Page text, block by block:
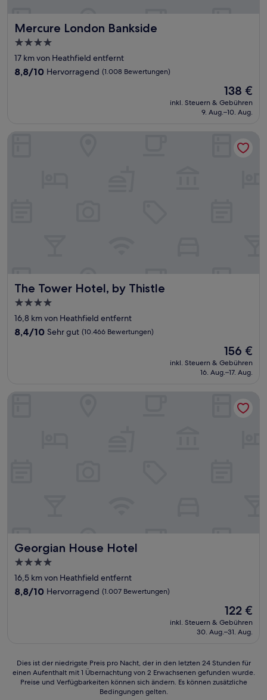
Mercure London Bankside
Mercure London Bankside
4.0-
Sterne-
Unterkunft
17 km von Heathfield entfernt
8.8
8,8/10 Hervorragend (1.008 Bewertungen)
Der
Preis
beträgt
138 €
inkl. Steuern & Gebühren
9. Aug.–10. Aug.
The Tower Hotel, by Thistle
The Tower Hotel, by Thistle
4.0-
Sterne-
Unterkunft
16,8 km von Heathfield entfernt
8.4
Bewertungen)
8,4/10 Sehr gut (10.466 Bewertungen)
Der
Preis
beträgt
156 €
inkl. Steuern & Gebühren
16. Aug.–17. Aug.
Georgian House Hotel
Georgian House Hotel
4.0-
Sterne-
Unterkunft
16,5 km von Heathfield entfernt
8.8
8,8/10 Hervorragend (1.007 Bewertungen)
Der
Preis
beträgt
122 €
inkl. Steuern & Gebühren
30. Aug.–31. Aug.
Georgian House Hotel
Dies
ist
Dies ist der niedrigste Preis pro Nacht, der in den letzten 24 Stunden für
einen Aufenthalt mit 1 Übernachtung von 2 Erwachsenen gefunden wurde.
Preise und Verfügbarkeiten können sich ändern. Es können zusätzliche
Bedingungen gelten.